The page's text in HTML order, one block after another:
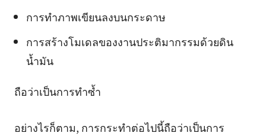
การทำภาพเขียนลงบนกระดาษ
การสร้างโมเดลของงานประติมากรรมด้วยดิน
น้ำมัน
ถือว่าเป็นการทำซ้ำ
อย่างไรก็ตาม, การกระทำต่อไปนี้ถือว่าเป็นการ